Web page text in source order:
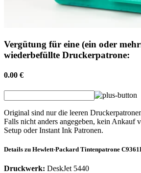
Vergütung für eine (ein oder
wiederbefüllte Druckerpatrone:
0.00 €
Original sind nur die leeren
Falls nicht anders angegeben, kein Ankauf
Setup oder Instant Ink Patronen.
Details zu Hewlett-Packard Tintenpatrone
Druckwerk: DeskJet 5440